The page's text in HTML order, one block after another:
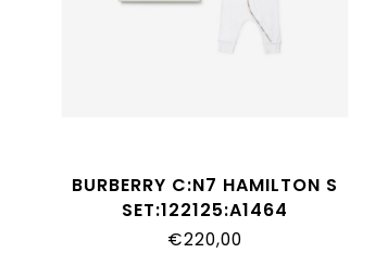
BURBERRY C:N7 HAMILTON S
SET:122125:A1464
€220,00